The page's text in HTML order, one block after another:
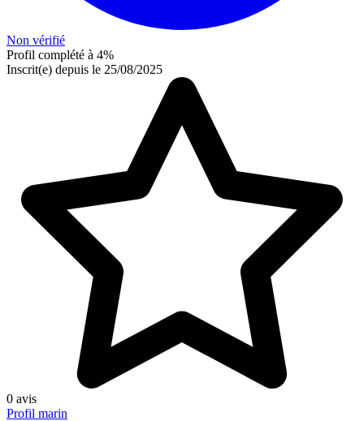
Non vérifié
Profil complété à 4%
Inscrit(e) depuis le 25/08/2025
0 avis
Profil marin